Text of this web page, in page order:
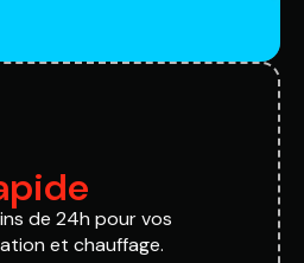
de 24h pour vos
et chauffage.